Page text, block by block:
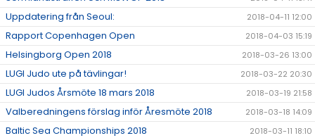
Uppdatering från Seoul: 2018-04-11 12:00
Rapport Copenhagen Open 2018-04-03 15:19
Helsingborg Open 2018 2018-03-26 13:00
LUGI Judo ute på tävlingar! 2018-03-22 20:30
LUGI Judos Årsmöte 18 mars 2018 2018-03-19 21:58
Valberedningens förslag inför Åresmöte 2018 2018-03-18 14:09
Baltic Sea Championships 2018 2018-03-11 18:10